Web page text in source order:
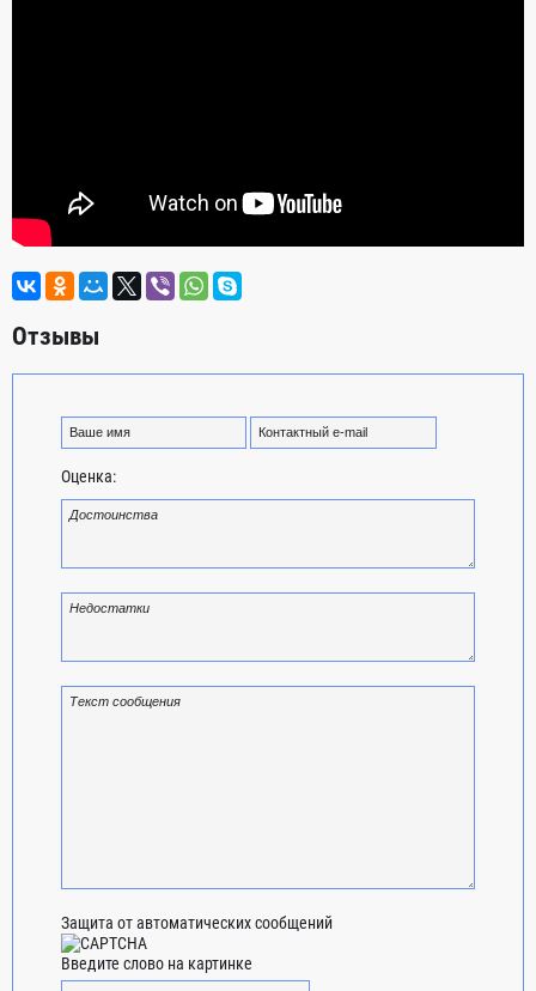
Отзывы
Оценка:
Защита от автоматических сообщений
Введите слово на картинке